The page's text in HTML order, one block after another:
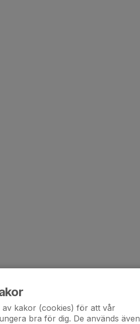
av kakor (cookies) för att vår
bra för dig. De används även